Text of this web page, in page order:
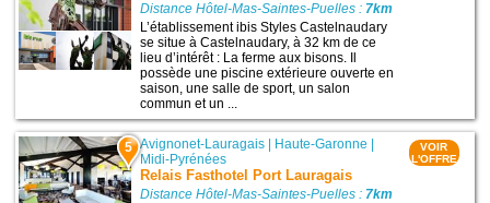
Distance Hôtel-Mas-Saintes-Puelles : 7km
L’établissement ibis Styles Castelnaudary
se situe à Castelnaudary, à 32 km de ce
lieu d’intérêt : La ferme aux bisons. Il
possède une piscine extérieure ouverte en
saison, une salle de sport, un salon
commun et un ...
5 Avignonet-Lauragais | Haute-Garonne |
Midi-Pyrénées
Relais Fasthotel Port Lauragais
Distance Hôtel-Mas-Saintes-Puelles : 7km
VOIR
L'OFFRE